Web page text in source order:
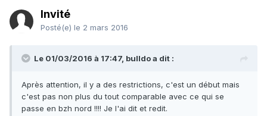
Invité
Posté(e) le 2 mars 2016
Le 01/03/2016 à 17:47, bulldo a dit :
Après attention, il y a des restrictions, c'est un début mais
c'est pas non plus du tout comparable avec ce qui se
passe en bzh nord !!!! Je l'ai dit et redit.